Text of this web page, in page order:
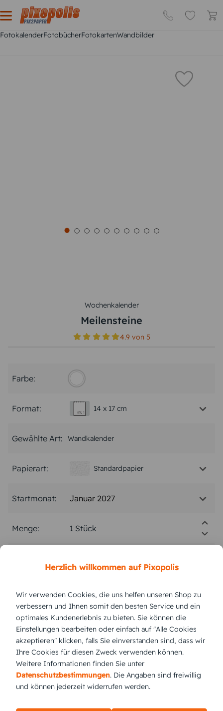
FotokalenderFotobücherFotokartenWandbilder
Wochenkalender
Meilensteine
4.9 von5
Farbe:
Format: 14 x 17 cm
Gewählte Art: Wandkalender
Papierart: Standardpapier
Startmonat: Januar 2027
Menge:
Versand vsl.Montag, 10.8.2026
jetzt gestalten
Herzlich willkommen auf Pixopolis
Wir verwenden Cookies, die uns helfen unseren Shop zu
verbessern und Ihnen somit den besten Service und ein
optimales Kundenerlebnis zu bieten. Sie können die
Einstellungen bearbeiten oder einfach auf "Alle Cookies
akzeptieren" klicken, falls Sie einverstanden sind, dass wir
Ihre Cookies für diesen Zweck verwenden können.
Weitere Informationen finden Sie unter
Datenschutzbestimmungen. Die Angaben sind freiwillig
und können jederzeit widerrufen werden.